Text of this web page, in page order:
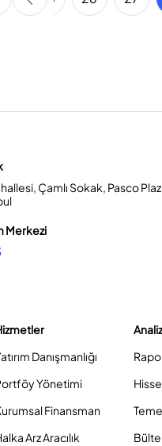
Çamlı Sokak, Pasco
Merkezi
Danışmanlığı
Yönetimi
Finansman
Arz Aracılık